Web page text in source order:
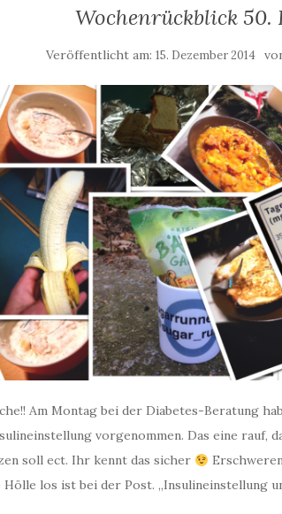
Wochenrückblick 50.
Veröffentlicht am: 15. Dezember 2014
Am Montag bei der Diabetes-Beratung
vorgenommen. Das eine rauf,
soll ect. Ihr kennt das sicher
Hölle los ist bei der Post. „Insulineinstellung